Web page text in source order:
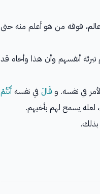
فوقه من هو أعلم منه حتى
أنفسهم وأن هذا وأخاه قد
في نفسه. و قَالَ في نفسه أَنْتُمْ
لعله يسمح لهم بأخيهم.
بذلك.